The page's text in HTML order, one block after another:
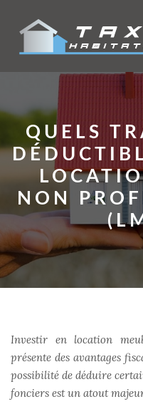
QUELS
NON
Investir en location
présente des avantages
possibilité de déduire
fonciers est un atout